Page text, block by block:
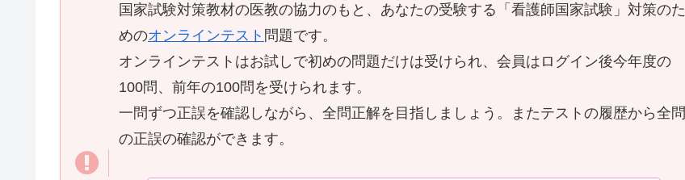
国家試験対策教材の医教の協力のもと、あなたの受験する「看護師国家試験」対策のた
めのオンラインテスト 問題です。
オンラインテストはお試しで初めの問題だけは受けられ、会員はログイン後今年度の
100問、前年の100問を受けられます。
一問ずつ正誤を確認しながら、全問正解を目指しましょう。またテストの履歴から全問
の正誤の確認ができます。